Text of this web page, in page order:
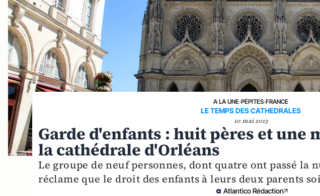
A LA UNE›PÉPITES›FRANCE
LE TEMPS DES CATHEDRALES
10 mai 2013
Garde d'enfants : huit pères et une
la cathédrale d'Orléans
Le groupe de neuf personnes, dont quatre ont passé la
réclame que le droit des enfants à leurs deux parents
Atlantico Rédaction